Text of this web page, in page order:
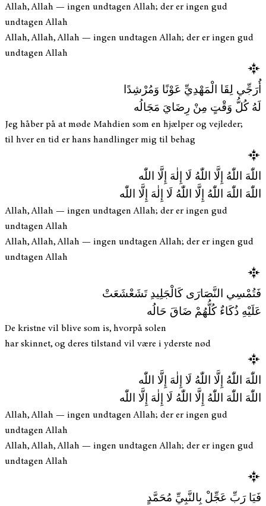
Allah, Allah — ingen undtagen Allah; der er ingen gud
undtagen Allah
Allah, Allah, Allah — ingen undtagen Allah; der er ingen gud
undtagen Allah
أُرَجِّي لِقَا الْمَهْدِيِّ عَوْنًا وَمُرْشِدًا
لَهُ كُلُّ وَقْتٍ مِنْ رِضَايَ مَجَالُه
Jeg håber på at møde Mahdien som en hjælper og vejleder;
til hver en tid er hans handlinger mig til behag
اللّٰهَ اللّٰهُ إِلَّا اللّٰهُ لَا إِلٰهَ إِلَّا اللّٰه
اللّٰهَ اللّٰهَ اللّٰهُ إِلَّا اللّٰهُ لَا إِلٰهَ إِلَّا اللّٰه
Allah, Allah — ingen undtagen Allah; der er ingen gud
undtagen Allah
Allah, Allah, Allah — ingen undtagen Allah; der er ingen gud
undtagen Allah
فَتُمْسِي النَّصَارَى كَالْجَلِيدِ تَشَعْشَعَتْ
عَلَيْهِ ذُكَاءٌ كُلُّهُمْ ضَاقَ حَالُه
De kristne vil blive som is, hvorpå solen
har skinnet, og deres tilstand vil være i yderste nød
اللّٰهَ اللّٰهُ إِلَّا اللّٰهُ لَا إِلٰهَ إِلَّا اللّٰه
اللّٰهَ اللّٰهَ اللّٰهُ إِلَّا اللّٰهُ لَا إِلٰهَ إِلَّا اللّٰه
Allah, Allah — ingen undtagen Allah; der er ingen gud
undtagen Allah
Allah, Allah, Allah — ingen undtagen Allah; der er ingen gud
undtagen Allah
فَيَا رَبِّ عَجِّلْ بِالنَّبِيِّ مُحَمَّدٍ